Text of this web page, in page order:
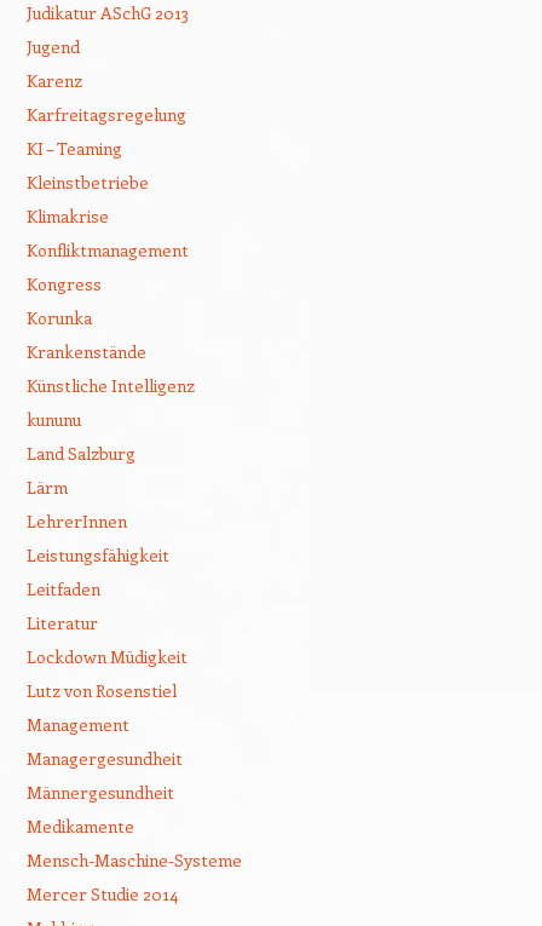
Judikatur ASchG 2013
Jugend
Karenz
Karfreitagsregelung
KI – Teaming
Kleinstbetriebe
Klimakrise
Konfliktmanagement
Kongress
Korunka
Krankenstände
Künstliche Intelligenz
kununu
Land Salzburg
Lärm
LehrerInnen
Leistungsfähigkeit
Leitfaden
Literatur
Lockdown Müdigkeit
Lutz von Rosenstiel
Management
Managergesundheit
Männergesundheit
Medikamente
Mensch-Maschine-Systeme
Mercer Studie 2014